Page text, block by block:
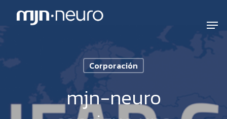
Corporación
mjn-neuro